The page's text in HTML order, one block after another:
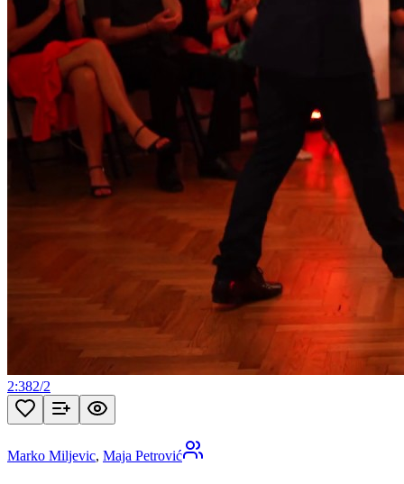
2:382/2
Marko Miljevic, Maja Petrović